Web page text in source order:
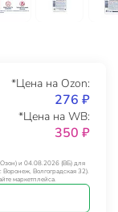
*Цена на Ozon:
276 ₽
*Цена на WB:
350 ₽
и 04.08.2026 (ВБ) для
Волгоградская 32).
маркетплейса.